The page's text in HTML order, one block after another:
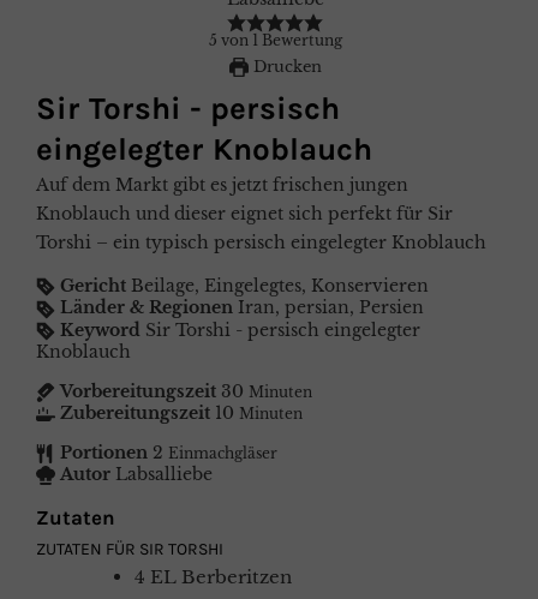
5 von 1 Bewertung
Drucken
Sir Torshi - persisch
eingelegter Knoblauch
Auf dem Markt gibt es jetzt frischen jungen
Knoblauch und dieser eignet sich perfekt für Sir
Torshi – ein typisch persisch eingelegter Knoblauch
Gericht Beilage, Eingelegtes, Konservieren
Länder & Regionen Iran, persian, Persien
Keyword Sir Torshi - persisch eingelegter
Knoblauch
Vorbereitungszeit 30 Minuten
Zubereitungszeit 10 Minuten
Portionen 2 Einmachgläser
Autor Labsalliebe
Zutaten
ZUTATEN FÜR SIR TORSHI
4 EL Berberitzen